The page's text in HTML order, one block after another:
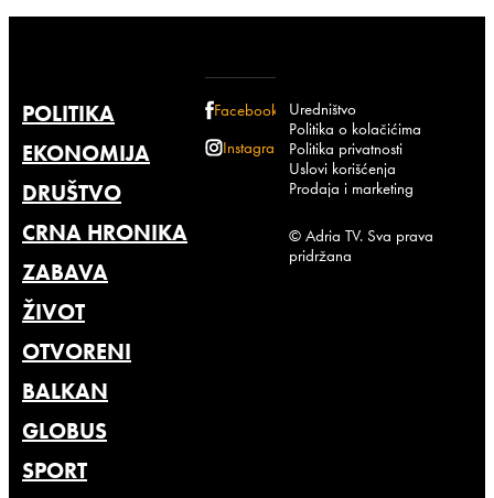
POLITIKA
EKONOMIJA
DRUŠTVO
CRNA HRONIKA
ZABAVA
ŽIVOT
OTVORENI
BALKAN
GLOBUS
SPORT
Facebook
Instagram
Uredništvo
Politika o kolačićima
Politika privatnosti
Uslovi korišćenja
Prodaja i marketing
© Adria TV. Sva prava
pridržana